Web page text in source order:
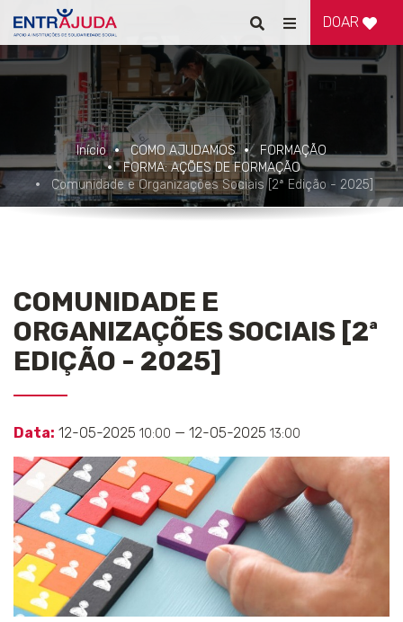
Pesquisar
Alternar
navegação
DOAR
Início COMO AJUDAMOS
FORMAÇÃO
FORMA: AÇÕES DE FORMAÇÃO
Comunidade e Organizações Sociais [2ª Edição - 2025]
COMUNIDADE E
ORGANIZAÇÕES SOCIAIS [2ª
EDIÇÃO - 2025]
Data: 12-05-2025 10:00 — 12-05-2025 13:00